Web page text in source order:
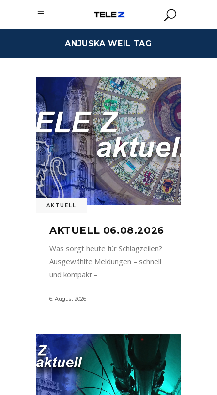
ANJUSKA WEIL TAG
AKTUELL
AKTUELL 06.08.2026
Was sorgt heute für Schlagzeilen?
Ausgewählte Meldungen – schnell
und kompakt –
6. August 2026